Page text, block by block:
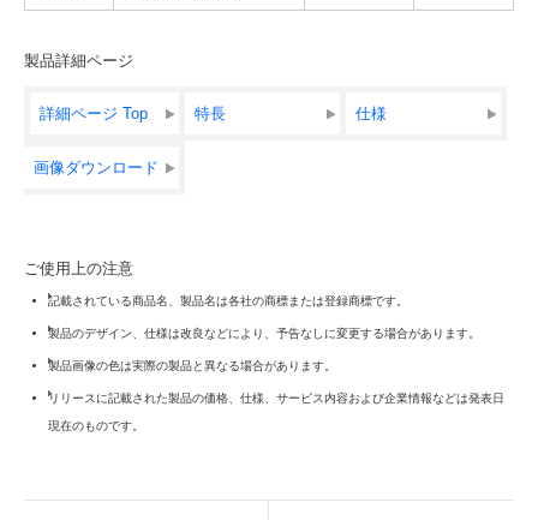
製品詳細ページ
詳細ページ Top 特長 仕様
画像ダウンロード
ご使用上の注意
記載されている商品名、製品名は各社の商標または登録商標です。
製品のデザイン、仕様は改良などにより、予告なしに変更する場合があります。
製品画像の色は実際の製品と異なる場合があります。
リリースに記載された製品の価格、仕様、サービス内容および企業情報などは発表日
現在のものです。